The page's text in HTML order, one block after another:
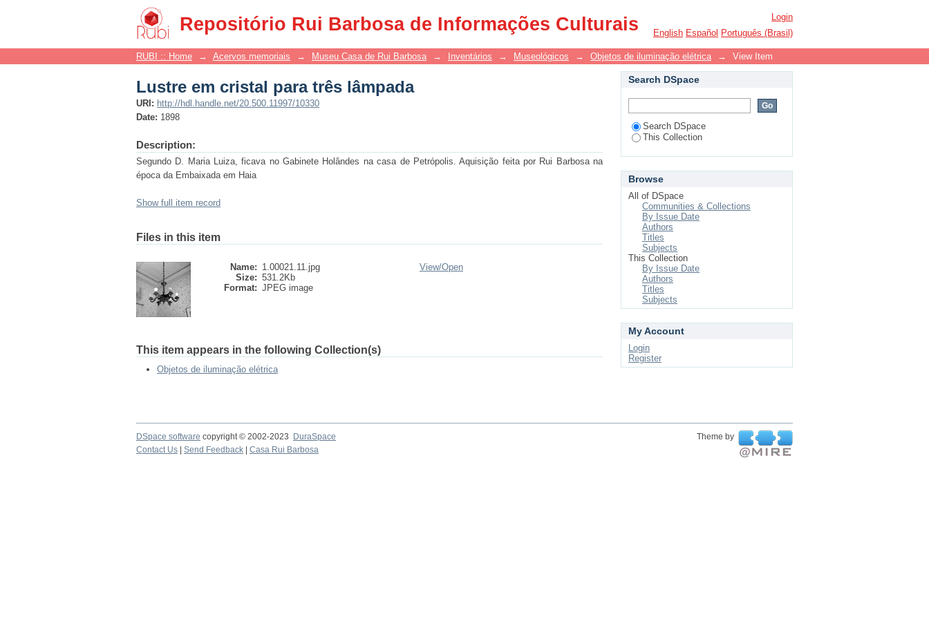
Repositório Rui Barbosa de Informações Culturais
Lustre em cristal para três lâmpada
Login
English Español Português (Brasil)
RUBI :: Home → Acervos memoriais → Museu Casa de Rui Barbosa → Inventários → Museológicos → Objetos de iluminação elétrica → View Item
Lustre em cristal para três lâmpada
URI: http://hdl.handle.net/20.500.11997/10330
Date: 1898
Description:
Segundo D. Maria Luiza, ficava no Gabinete Holândes na casa de Petrópolis. Aquisição feita por Rui Barbosa na
época da Embaixada em Haia
Show full item record
Files in this item
Name: 1.00021.11.jpg
Size: 531.2Kb
Format: JPEG image
View/Open
This item appears in the following Collection(s)
Objetos de iluminação elétrica
Search DSpace
Search DSpace
This Collection
Browse
All of DSpace
Communities & Collections
By Issue Date
Authors
Titles
Subjects
This Collection
By Issue Date
Authors
Titles
Subjects
My Account
Login
Register
DSpace software copyright © 2002-2023 DuraSpace
Theme by
Contact Us
Send Feedback Casa Rui Barbosa